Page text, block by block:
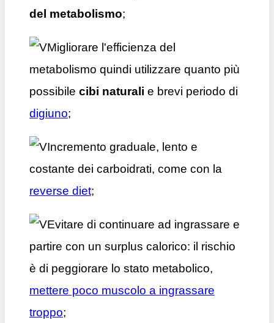
del metabolismo;
Migliorare l'efficienza del
metabolismo quindi utilizzare quanto più
possibile cibi naturali e brevi periodo di
digiuno;
Incremento graduale, lento e
costante dei carboidrati, come con la
reverse diet;
Evitare di continuare ad ingrassare e
partire con un surplus calorico: il rischio
è di peggiorare lo stato metabolico,
mettere poco muscolo a ingrassare
troppo;